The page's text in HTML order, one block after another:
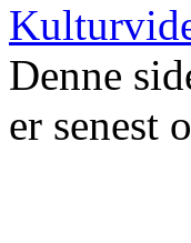
Denne
er senest